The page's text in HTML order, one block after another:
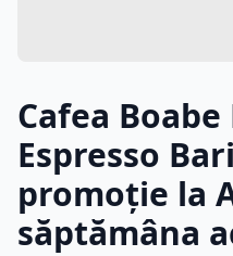
Cafea Boabe
Espresso
promoție la
săptămâna